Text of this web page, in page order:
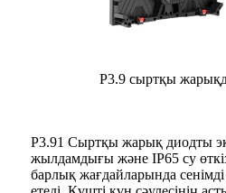
P3.9 сыртқы
P3.91 Сыртқы жарық диодты
жылдамдығы және IP65 су
барлық жағдайларында сенімді